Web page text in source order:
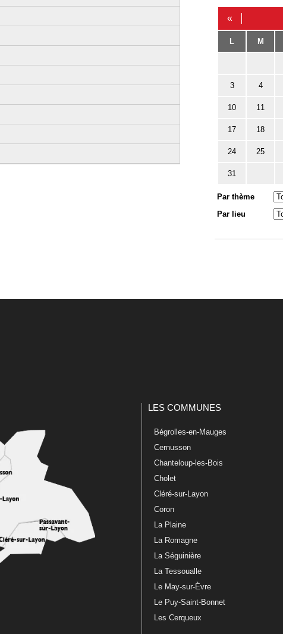
«
L M
3 4
10 11
17 18
24 25
31
Par thème
Par lieu
LES COMMUNES
Bégrolles-en-Mauges
Cernusson
Chanteloup-les-Bois
Cholet
Cléré-sur-Layon
Coron
La Plaine
La Romagne
La Séguinière
La Tessoualle
Le May-sur-Èvre
Le Puy-Saint-Bonnet
Les Cerqueux